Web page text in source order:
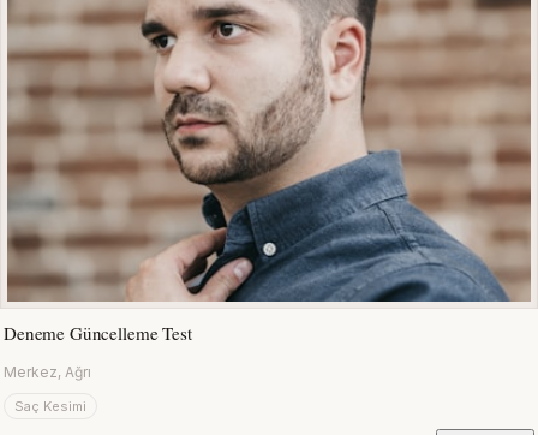
Deneme Güncelleme Test
Merkez, Ağrı
Saç Kesimi